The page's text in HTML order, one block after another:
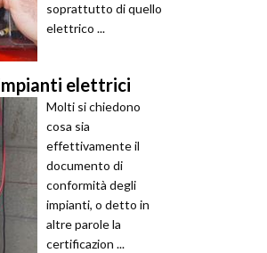
soprattutto di quello
elettrico ...
elettrici
Molti si chiedono
cosa sia
effettivamente il
documento di
conformità degli
impianti, o detto in
altre parole la
certificazion ...